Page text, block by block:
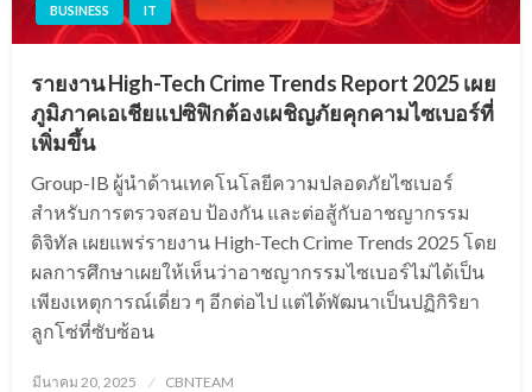
BUSINESS IT
รายงาน High-Tech Crime Trends Report 2025 เผย
ภูมิภาคเอเชียแปซิฟิกต้องเผชิญภัยคุกคามไซเบอร์ที่
เพิ่มขึ้น
Group-IB ผู้นำด้านเทคโนโลยีความปลอดภัยไซเบอร์
สำหรับการตรวจสอบ ป้องกัน และต่อสู้กับอาชญากรรม
ดิจิทัล เผยแพร่รายงาน High-Tech Crime Trends 2025 โดย
ผลการศึกษาเผยให้เห็นว่าอาชญากรรมไซเบอร์ไม่ได้เป็น
เพียงเหตุการณ์เดี่ยว ๆ อีกต่อไป แต่ได้พัฒนาเป็นปฏิกิริยา
ลูกโซ่ที่ซับซ้อน
Posted
มีนาคม 20, 2025 CBNTEAM